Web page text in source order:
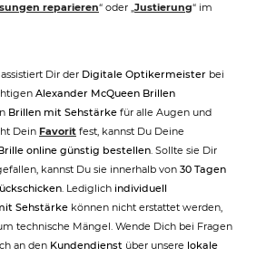
reparieren“ oder „Justierung“ im
Dir der Digitale Optikermeister bei
Alexander McQueen Brillen
Brillen mit Sehstärke für alle Augen und
Dein Favorit fest, kannst Du Deine
online günstig bestellen. Sollte sie Dir
kannst Du sie innerhalb von 30 Tagen
. Lediglich individuell
Sehstärke können nicht erstattet werden,
technische Mängel. Wende Dich bei Fragen
an den Kundendienst über unsere lokale